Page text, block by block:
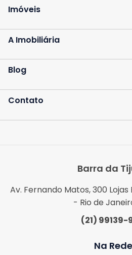
Imóveis
A Imobiliária
Blog
Contato
Barra da
Av. Fernando Matos, 300
- Rio de
(21) 99139-
Na Rede